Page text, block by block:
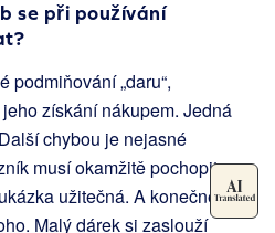
se při používání
podmiňování „daru“,
získání nákupem. Jedná
chybou je nejasné
musí okamžitě pochopit,
užitečná. A konečně,
Malý dárek si zaslouží